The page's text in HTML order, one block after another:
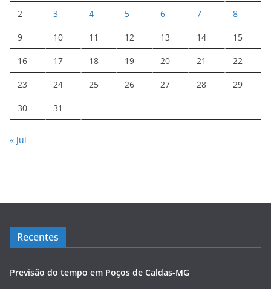
2 3 4 5 6 7 8
9 10 11 12 13 14 15
16 17 18 19 20 21 22
23 24 25 26 27 28 29
30 31
« jul
Recentes
Previsão do tempo em Poços de Caldas-MG